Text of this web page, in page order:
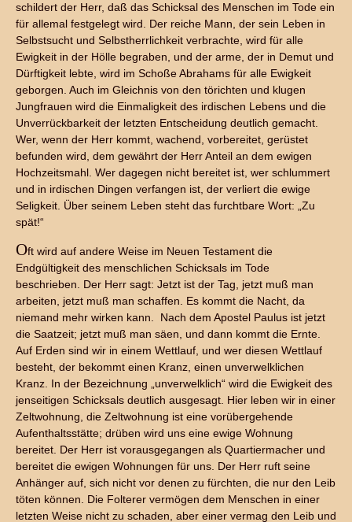
schildert der Herr, daß das Schicksal des Menschen im Tode ein
für allemal festgelegt wird. Der reiche Mann, der sein Leben in
Selbstsucht und Selbstherrlichkeit verbrachte, wird für alle
Ewigkeit in der Hölle begraben, und der arme, der in Demut und
Dürftigkeit lebte, wird im Schoße Abrahams für alle Ewigkeit
geborgen. Auch im Gleichnis von den törichten und klugen
Jungfrauen wird die Einmaligkeit des irdischen Lebens und die
Unverrückbarkeit der letzten Entscheidung deutlich gemacht.
Wer, wenn der Herr kommt, wachend, vorbereitet, gerüstet
befunden wird, dem gewährt der Herr Anteil an dem ewigen
Hochzeitsmahl. Wer dagegen nicht bereitet ist, wer schlummert
und in irdischen Dingen verfangen ist, der verliert die ewige
Seligkeit. Über seinem Leben steht das furchtbare Wort: „Zu
spät!“
Oft wird auf andere Weise im Neuen Testament die
Endgültigkeit des menschlichen Schicksals im Tode
beschrieben. Der Herr sagt: Jetzt ist der Tag, jetzt muß man
arbeiten, jetzt muß man schaffen. Es kommt die Nacht, da
niemand mehr wirken kann. Nach dem Apostel Paulus ist jetzt
die Saatzeit; jetzt muß man säen, und dann kommt die Ernte.
Auf Erden sind wir in einem Wettlauf, und wer diesen Wettlauf
besteht, der bekommt einen Kranz, einen unverwelklichen
Kranz. In der Bezeichnung „unverwelklich“ wird die Ewigkeit des
jenseitigen Schicksals deutlich ausgesagt. Hier leben wir in einer
Zeltwohnung, die Zeltwohnung ist eine vorübergehende
Aufenthaltsstätte; drüben wird uns eine ewige Wohnung
bereitet. Der Herr ist vorausgegangen als Quartiermacher und
bereitet die ewigen Wohnungen für uns. Der Herr ruft seine
Anhänger auf, sich nicht vor denen zu fürchten, die nur den Leib
töten können. Die Folterer vermögen dem Menschen in einer
letzten Weise nicht zu schaden, aber einer vermag den Leib und